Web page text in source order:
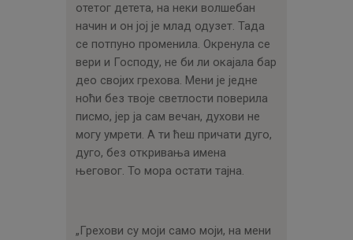
отетог детета, на неки волшебан
начин и он јој је млад одузет. Тада
се потпуно променила. Окренула се
вери и Господу, не би ли окајала бар
део својих грехова. Мени је једне
ноћи без твоје светлости поверила
писмо, јер ја сам вечан, духови не
могу умрети. А ти ћеш причати дуго,
дуго, без откривања имена
његовог. То мора остати тајна.
„Грехови су моји само моји, на мени